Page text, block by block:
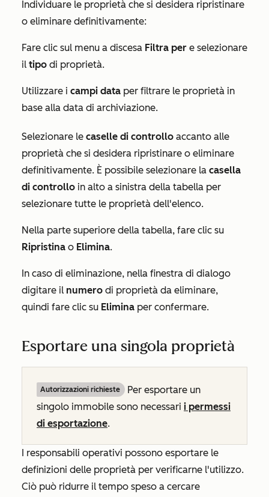
Individuare le proprietà che si desidera ripristinare
o eliminare definitivamente:
Fare clic sul menu a discesa Filtra per e selezionare
il tipo di proprietà.
Utilizzare i campi data per filtrare le proprietà in
base alla data di archiviazione.
Selezionare le caselle di controllo accanto alle
proprietà che si desidera ripristinare o eliminare
definitivamente. È possibile selezionare la casella
di controllo in alto a sinistra della tabella per
selezionare tutte le proprietà dell'elenco.
Nella parte superiore della tabella, fare clic su
Ripristina o Elimina.
In caso di eliminazione, nella finestra di dialogo
digitare il numero di proprietà da eliminare,
quindi fare clic su Elimina per confermare.
Esportare una singola proprietà
Autorizzazioni richieste
Per esportare un
singolo immobile sono necessari i permessi
di esportazione.
I responsabili operativi possono esportare le
definizioni delle proprietà per verificarne l'utilizzo.
Ciò può ridurre il tempo speso a cercare